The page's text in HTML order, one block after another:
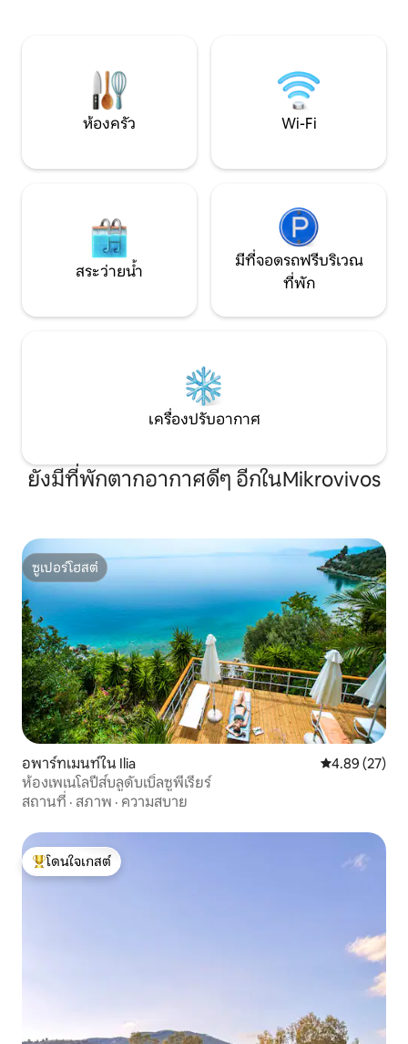
ห้องครัว Wi-Fi
สระว่ายน้ำ
มีที่จอดรถฟรีบริเวณ
ที่พัก
เครื่องปรับอากาศ
ยังมีที่พักตากอากาศดีๆ อีกในMikrovivos
ซูเปอร์โฮสต์
ซูเปอร์โฮสต์
อพาร์ทเมนท์ใน Ilia คะแนนเฉลี่ย
4.89 (27)
ห้องเพเนโลปีส์บลูดับเบิ้ลซูพีเรียร์
สถานที่ · สภาพ · ความสบาย
โดนใจเกสต์ที่สุด
โดนใจเกสต์